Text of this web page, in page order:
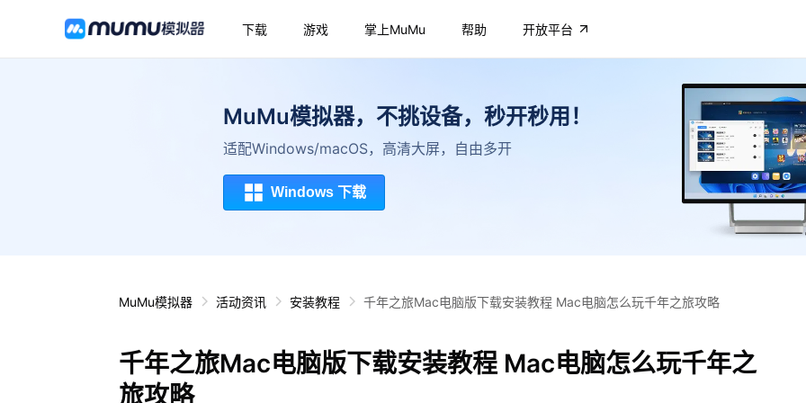
下载 游戏 掌上MuMu 帮助 开放平台
MuMu模拟器，不挑设备，秒开秒用！
适配Windows/macOS，高清大屏，自由多开
Windows 下载
MuMu模拟器 活动资讯 安装教程 千年之旅Mac电脑版下载安装教程 Mac电脑怎么玩千年之旅攻略
千年之旅Mac电脑版下载安装教程 Mac电脑怎么玩千年之
旅攻略